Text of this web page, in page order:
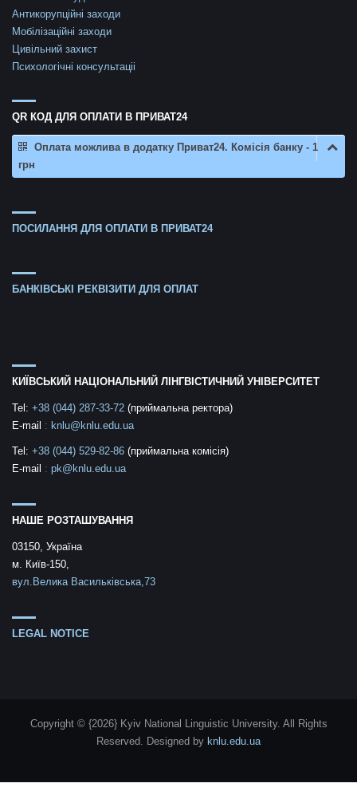
Антикорупційні заходи
Мобілізаційні заходи
Цивільний захист
Психологічні консультаціі
QR КОД ДЛЯ ОПЛАТИ В ПРИВАТ24
Оплата можлива в додатку Приват24. Комісія банку - 1
грн
ПОСИЛАННЯ ДЛЯ ОПЛАТИ В ПРИВАТ24
БАНКІВСЬКІ РЕКВІЗИТИ ДЛЯ ОПЛАТ
КИЇВСЬКИЙ НАЦІОНАЛЬНИЙ ЛІНГВІСТИЧНИЙ УНІВЕРСИТЕТ
Tel: +38 (044) 287-33-72 (приймальна ректора)
E-mail : knlu@knlu.edu.ua
Tel: +38 (044) 529-82-86 (приймальна комісія)
E-mail : pk@knlu.edu.ua
НАШЕ РОЗТАШУВАННЯ
03150, Україна
м. Київ-150,
вул.Велика Васильківська,73
LEGAL NOTICE
Copyright © {2026} Kyiv National Linguistic University. All Rights
Reserved. Designed by knlu.edu.ua